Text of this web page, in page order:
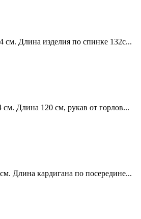
см. Длина изделия по спинке 132с...
см. Длина 120 см, рукав от горлов...
Длина кардигана по посередине...